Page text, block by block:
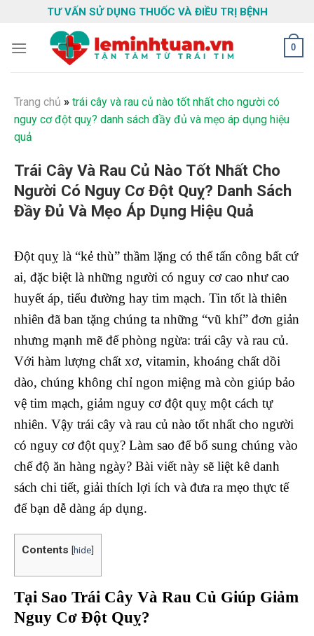
content
TƯ VẤN SỬ DỤNG THUỐC VÀ ĐIỀU TRỊ BỆNH
0
Trang chủ » trái cây và rau củ nào tốt nhất cho người có
nguy cơ đột quỵ? danh sách đầy đủ và mẹo áp dụng hiệu
quả
Trái Cây Và Rau Củ Nào Tốt Nhất Cho
Người Có Nguy Cơ Đột Quỵ? Danh Sách
Đầy Đủ Và Mẹo Áp Dụng Hiệu Quả
Đột quỵ là “kẻ thù” thầm lặng có thể tấn công bất cứ
ai, đặc biệt là những người có nguy cơ cao như cao
huyết áp, tiểu đường hay tim mạch. Tin tốt là thiên
nhiên đã ban tặng chúng ta những “vũ khí” đơn giản
nhưng mạnh mẽ để phòng ngừa: trái cây và rau củ.
Với hàm lượng chất xơ, vitamin, khoáng chất dồi
dào, chúng không chỉ ngon miệng mà còn giúp bảo
vệ tim mạch, giảm nguy cơ đột quỵ một cách tự
nhiên. Vậy trái cây và rau củ nào tốt nhất cho người
có nguy cơ đột quỵ? Làm sao để bổ sung chúng vào
chế độ ăn hàng ngày? Bài viết này sẽ liệt kê danh
sách chi tiết, giải thích lợi ích và đưa ra mẹo thực tế
để bạn dễ dàng áp dụng.
Contents [hide]
Tại Sao Trái Cây Và Rau Củ Giúp Giảm
Nguy Cơ Đột Quỵ?